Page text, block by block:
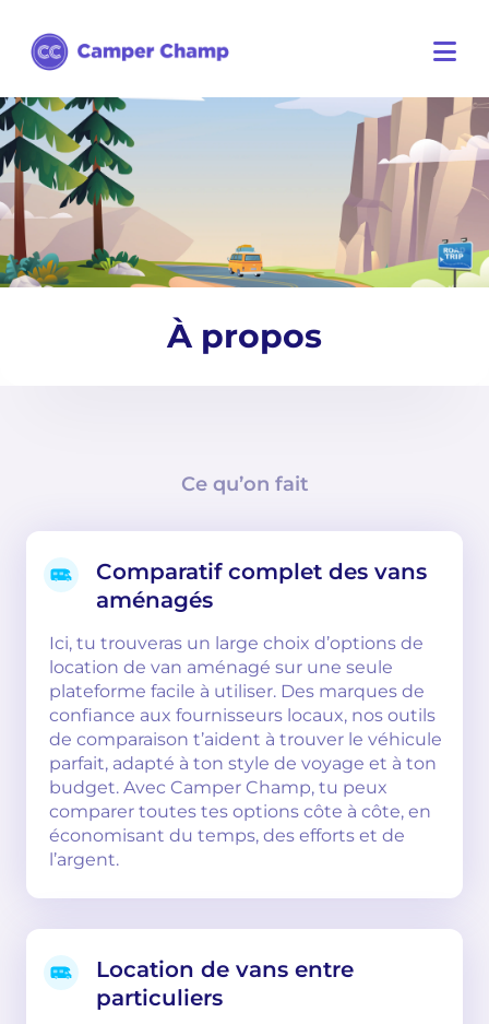
À propos
Ce qu’on fait
Comparatif complet des vans
aménagés
Ici, tu trouveras un large choix d’options de
location de van aménagé sur une seule
plateforme facile à utiliser. Des marques de
confiance aux fournisseurs locaux, nos outils
de comparaison t’aident à trouver le véhicule
parfait, adapté à ton style de voyage et à ton
budget. Avec Camper Champ, tu peux
comparer toutes tes options côte à côte, en
économisant du temps, des efforts et de
l’argent.
Location de vans entre
particuliers